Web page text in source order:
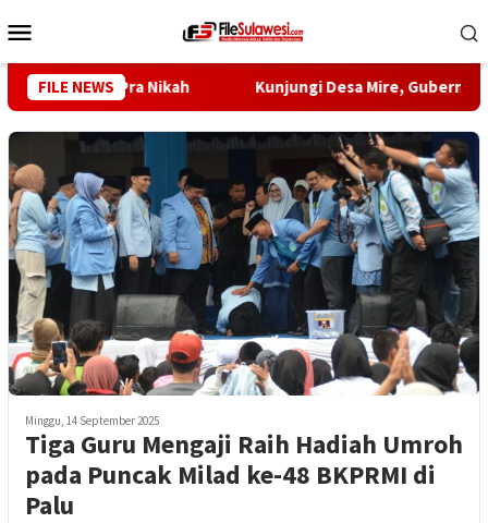
ke
Mobile
FILE NEWS
Sejak Pra Nikah Kunjungi Desa Mire, Gubernur
Minggu, 14 September 2025
Tiga Guru Mengaji Raih Hadiah Umroh
pada Puncak Milad ke-48 BKPRMI di
Palu